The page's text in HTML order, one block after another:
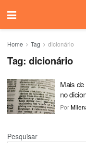
Home Tag dicionário
Tag: dicionário
Mais
no
Por
Pesquisar